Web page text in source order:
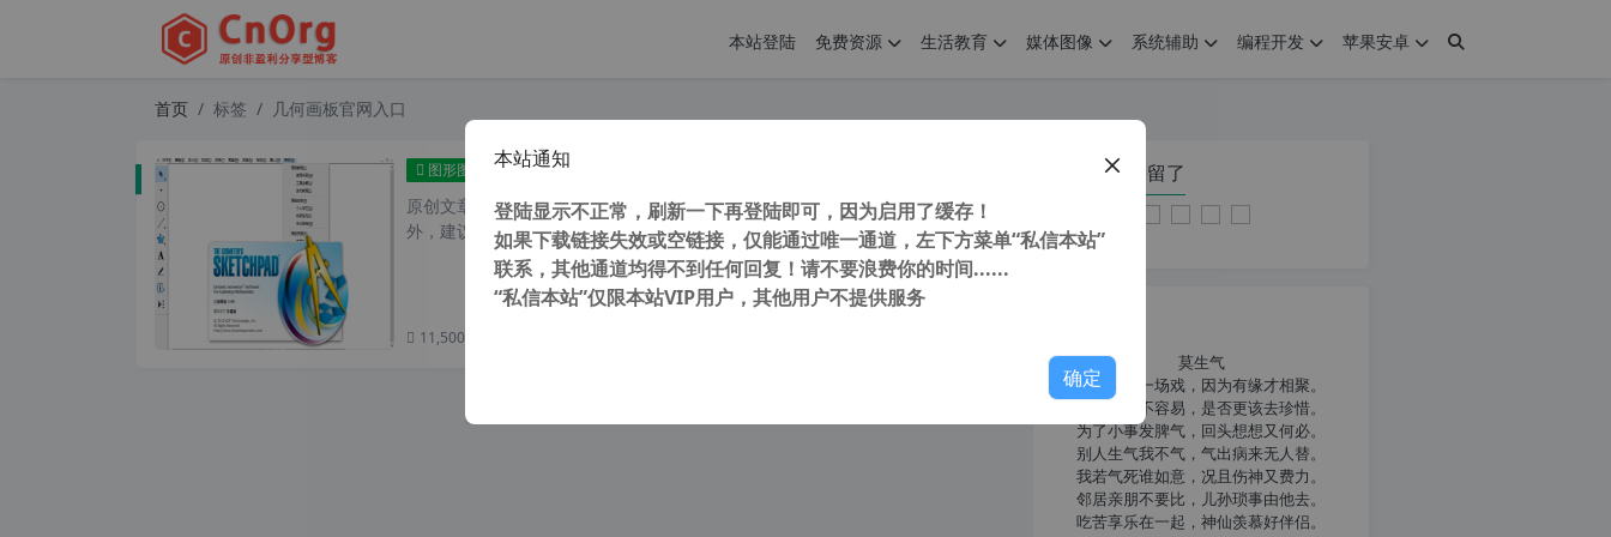
本站登陆 免费资源 生活教育 媒体图像 系统辅助 编程开发 苹果安卓
首页 标签 几何画板官网入口
图形图像 几何画板 The Geometers Sketchpad 5.06 中文增强版 数学教学与图形绘制工具
原创文章，转载请注明： 转载自 cnorg.12hp.de 注意： 由于网站空间位于国
外，建议避开晚上的访问高...
11,500 次浏览
您在本页停留了
莫生气
人生就像一场戏，因为有缘才相聚。
相扶到老不容易，是否更该去珍惜。
为了小事发脾气，回头想想又何必。
别人生气我不气，气出病来无人替。
我若气死谁如意，况且伤神又费力。
邻居亲朋不要比，儿孙琐事由他去。
吃苦享乐在一起，神仙羡慕好伴侣。
本站通知
登陆显示不正常，刷新一下再登陆即可，因为启用了缓存！
如果下载链接失效或空链接，仅能通过唯一通道，左下方菜单“私信本站”
联系，其他通道均得不到任何回复！请不要浪费你的时间......
“私信本站”仅限本站VIP用户，其他用户不提供服务
确定